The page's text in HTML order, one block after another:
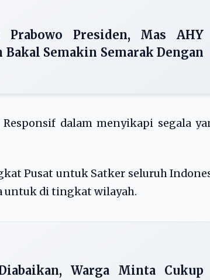
Prabowo Presiden, Mas AHY
Semakin Semarak Dengan
dalam menyikapi segala
Pusat untuk Satker seluruh
untuk di tingkat wilayah.
Warga Minta Cukup